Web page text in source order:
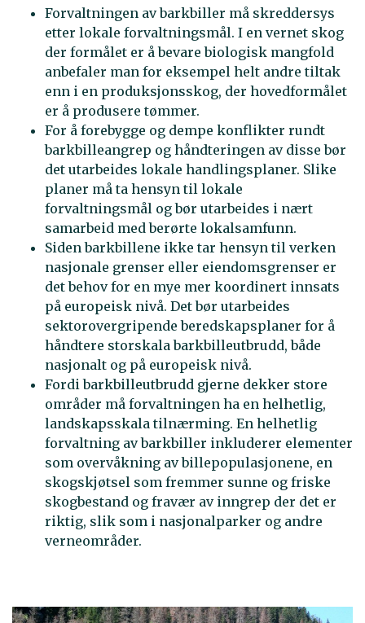
Forvaltningen av barkbiller må skreddersys
etter lokale forvaltningsmål. I en vernet skog
der formålet er å bevare biologisk mangfold
anbefaler man for eksempel helt andre tiltak
enn i en produksjonsskog, der hovedformålet
er å produsere tømmer.
For å forebygge og dempe konflikter rundt
barkbilleangrep og håndteringen av disse bør
det utarbeides lokale handlingsplaner. Slike
planer må ta hensyn til lokale
forvaltningsmål og bør utarbeides i nært
samarbeid med berørte lokalsamfunn.
Siden barkbillene ikke tar hensyn til verken
nasjonale grenser eller eiendomsgrenser er
det behov for en mye mer koordinert innsats
på europeisk nivå. Det bør utarbeides
sektorovergripende beredskapsplaner for å
håndtere storskala barkbilleutbrudd, både
nasjonalt og på europeisk nivå.
Fordi barkbilleutbrudd gjerne dekker store
områder må forvaltningen ha en helhetlig,
landskapsskala tilnærming. En helhetlig
forvaltning av barkbiller inkluderer elementer
som overvåkning av billepopulasjonene, en
skogskjøtsel som fremmer sunne og friske
skogbestand og fravær av inngrep der det er
riktig, slik som i nasjonalparker og andre
verneområder.